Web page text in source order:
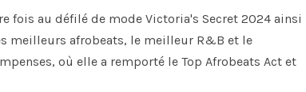
fois au défilé de mode Victoria's Secret 2024 ainsi
meilleurs afrobeats, le meilleur R&B et le
où elle a remporté le Top Afrobeats Act et